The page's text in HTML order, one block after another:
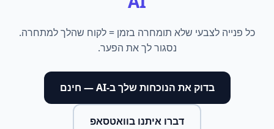
כל פנייה לצבעי שלא תומחרה בזמן = לקוח שהלך למתחרה.
נסגור לך את הפער.
בדוק את הנוכחות שלך ב-AI — חינם
דברו איתנו בוואטסאפ